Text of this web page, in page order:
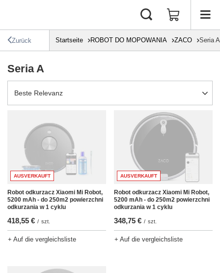
Zurück Startseite ROBOT DO MOPOWANIA ZACO Seria A
Seria A
Sortierung ändern
Beste Relevanz
AUSVERKAUFT
Robot odkurzacz Xiaomi Mi Robot,
5200 mAh - do 250m2 powierzchni
odkurzania w 1 cyklu
418,55 € / szt.
+ Auf die vergleichsliste
AUSVERKAUFT
Robot odkurzacz Xiaomi Mi Robot,
5200 mAh - do 250m2 powierzchni
odkurzania w 1 cyklu
348,75 € / szt.
+ Auf die vergleichsliste